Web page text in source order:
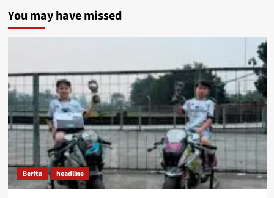
You may have missed
Berita headline